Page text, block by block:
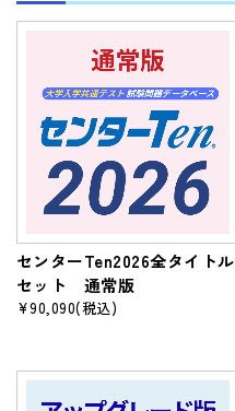
センターTen2026全タイトル
セット 通常版
¥90,090(税込)